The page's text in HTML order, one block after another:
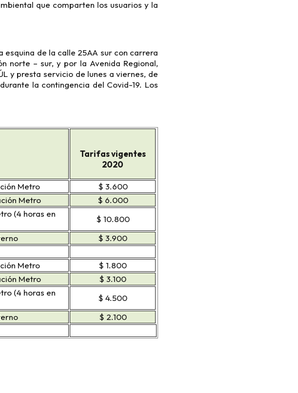
que comparten los usuarios y la
esquina de la calle 25AA sur con carrera
norte – sur, y por la Avenida Regional,
y presta servicio de lunes a viernes, de
la contingencia del Covid-19. Los
Tarifas vigentes
2020
Metro
$ 3.600
Metro
$ 6.000
(4 horas en
$ 10.800
$ 3.900
Metro
$ 1.800
Metro
$ 3.100
(4 horas en
$ 4.500
$ 2.100